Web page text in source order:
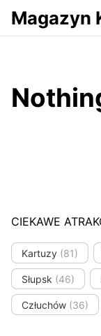
Przejdź do serwisu
Magazyn
CIEKAWE
Kartuzy (81)
Słupsk (46)
Człuchów (36)